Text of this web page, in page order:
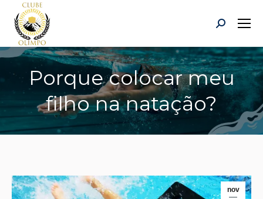
Search:
Porque colocar meu
filho na natação?
Você está aqui:
nov